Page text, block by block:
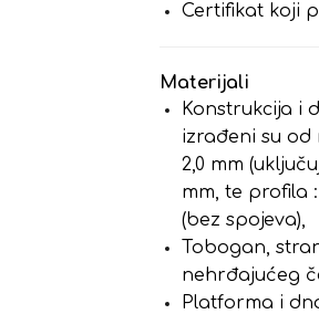
Certifikat koji
Materijali
Konstrukcija i
izrađeni su od
2,0 mm
mm, te profila
(bez spojeva),
Tobogan,
nehrđajućeg
Platforma i